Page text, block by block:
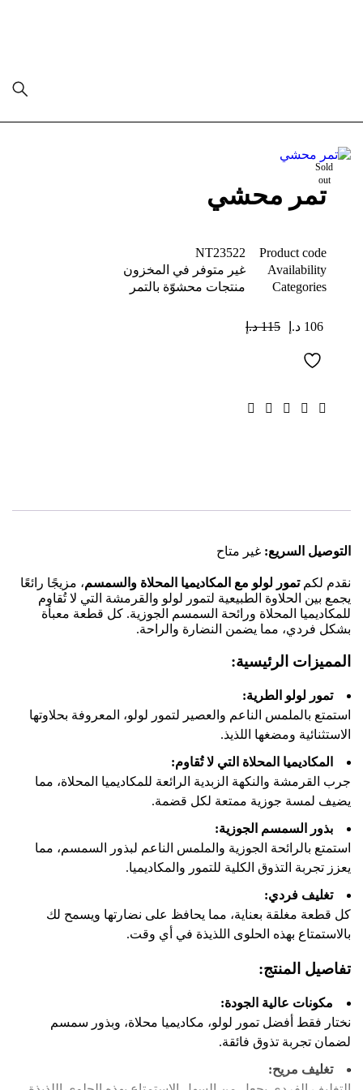
Sold
out
تمر محشي
Product code
NT23522
Availability
غير متوفر في المخزون
Categories
منتجات محشوّة بالتمر
115 د.إ 106 د.إ
التوصيل السريع: غير متاح
نقدم لكمتمور لولو مع المكاديميا المحلاة والسمسم، مزيجًا رائعًا
يجمع بين الحلاوة الطبيعية لتمور لولو والقرمشة التي لا تُقاوم
للمكاديميا المحلاة ورائحة السمسم الجوزية. كل قطعة معبأة
بشكل فردي، مما يضمن النضارة والراحة.
المميزات الرئيسية:
تمور لولو الطرية:
استمتع بالملمس الناعم والعصير لتمور لولو، المعروفة بحلاوتها
الاستثنائية ومضغها اللذيذ.
المكاديميا المحلاة التي لا تُقاوم:
جرب القرمشة والنكهة الزبدية الرائعة للمكاديميا المحلاة، مما
يضيف لمسة جوزية ممتعة لكل قضمة.
بذور السمسم الجوزية:
استمتع بالرائحة الجوزية والملمس الناعم لبذور السمسم، مما
يعزز تجربة التذوق الكلية للتمور والمكاديميا.
تغليف فردي:
كل قطعة مغلقة بعناية، مما يحافظ على نضارتها ويسمح لك
بالاستمتاع بهذه الحلوى اللذيذة في أي وقت.
تفاصيل المنتج:
مكونات عالية الجودة:
نختار فقط أفضل تمور لولو، مكاديميا محلاة، وبذور سمسم
لضمان تجربة تذوق فائقة.
تغليف مريح: